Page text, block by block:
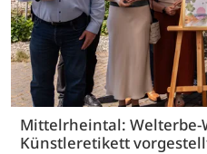
Mittelrheintal: Welterbe-
Künstleretikett